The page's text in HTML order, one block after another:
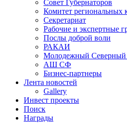
Совет Губернаторов
Комитет региональных
Секретариат
Рабочие и экспертные
Послы доброй воли
РАКАИ
Молодежный
АШ СФ
Бизнес-партнеры
Лента новостей
Gallery
Инвест проекты
Поиск
Награды